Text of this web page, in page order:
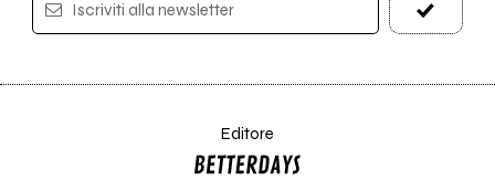
Iscriviti alla newsletter
Editore